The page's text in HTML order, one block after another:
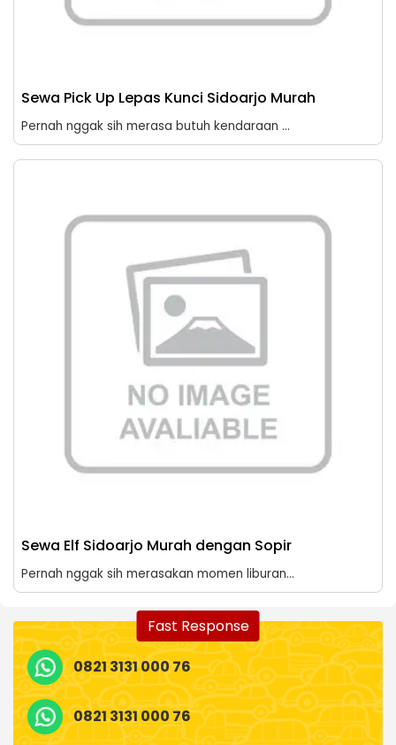
Sewa Pick Up Lepas Kunci Sidoarjo Murah
Pernah nggak sih merasa butuh kendaraan ...
Sewa Elf Sidoarjo Murah dengan Sopir
Pernah nggak sih merasakan momen liburan...
Fast Response
0821 3131 000 76
0821 3131 000 76